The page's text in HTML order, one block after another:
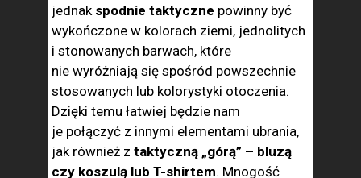
jednak spodnie taktyczne powinny być
wykończone w kolorach ziemi, jednolitych
i stonowanych barwach, które
nie wyróżniają się spośród powszechnie
stosowanych lub kolorystyki otoczenia.
Dzięki temu łatwiej będzie nam
je połączyć z innymi elementami ubrania,
jak również z taktyczną „górą” – bluzą
czy koszulą lub T-shirtem. Mnogość